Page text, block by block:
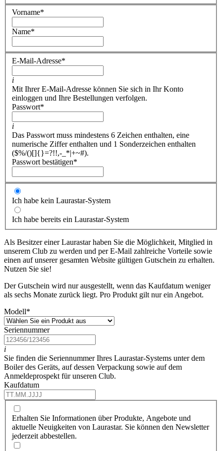
Vorname*
Name*
E-Mail-Adresse*
i
Mit Ihrer E-Mail-Adresse können Sie sich in Ihr Konto
einloggen und Ihre Bestellungen verfolgen.
Passwort*
i
Das Passwort muss mindestens 6 Zeichen enthalten, eine
numerische Ziffer enthalten und 1 Sonderzeichen enthalten
($%/()[]{}=?!!,-_*|+~#).
Passwort bestätigen*
Ich habe kein Laurastar-System
Ich habe bereits ein Laurastar-System
Als Besitzer einer Laurastar haben Sie die Möglichkeit, Mitglied in
unserem Club zu werden und per E-Mail zahlreiche Vorteile sowie
einen auf unserer gesamten Website gültigen Gutschein zu erhalten.
Nutzen Sie sie!
Der Gutschein wird nur ausgestellt, wenn das Kaufdatum weniger
als sechs Monate zurück liegt. Pro Produkt gilt nur ein Angebot.
Modell*
Seriennummer
i
Sie finden die Seriennummer Ihres Laurastar-Systems unter dem
Boiler des Geräts, auf dessen Verpackung sowie auf dem
Anmeldeprospekt für unseren Club.
Kaufdatum
Erhalten Sie Informationen über Produkte, Angebote und
aktuelle Neuigkeiten von Laurastar. Sie können den Newsletter
jederzeit abbestellen.